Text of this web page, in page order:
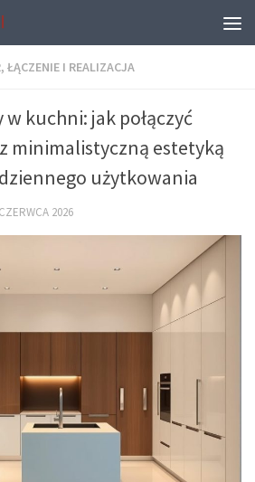
ŁĄCZENIE I REALIZACJA
kuchni: jak połączyć
minimalistyczną estetyką
użytkowania
2026